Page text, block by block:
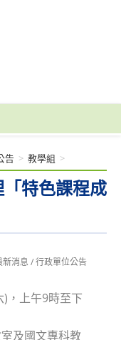
特色課程成
告 > 教學組 >
新消息 /行政單位公告
，上午9時至下
及國文專科教